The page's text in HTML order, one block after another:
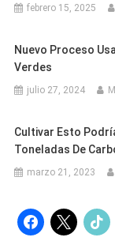
febrero 15, 2025
Nuevo Proceso
Verdes
julio 27, 2024
Cultivar Esto
Toneladas De
marzo 21, 2023
facebook
x tiktok